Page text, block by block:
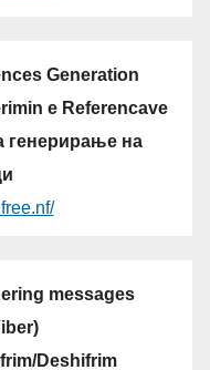
Generation
e Referencave
генерирање на
messages
Deshifrim